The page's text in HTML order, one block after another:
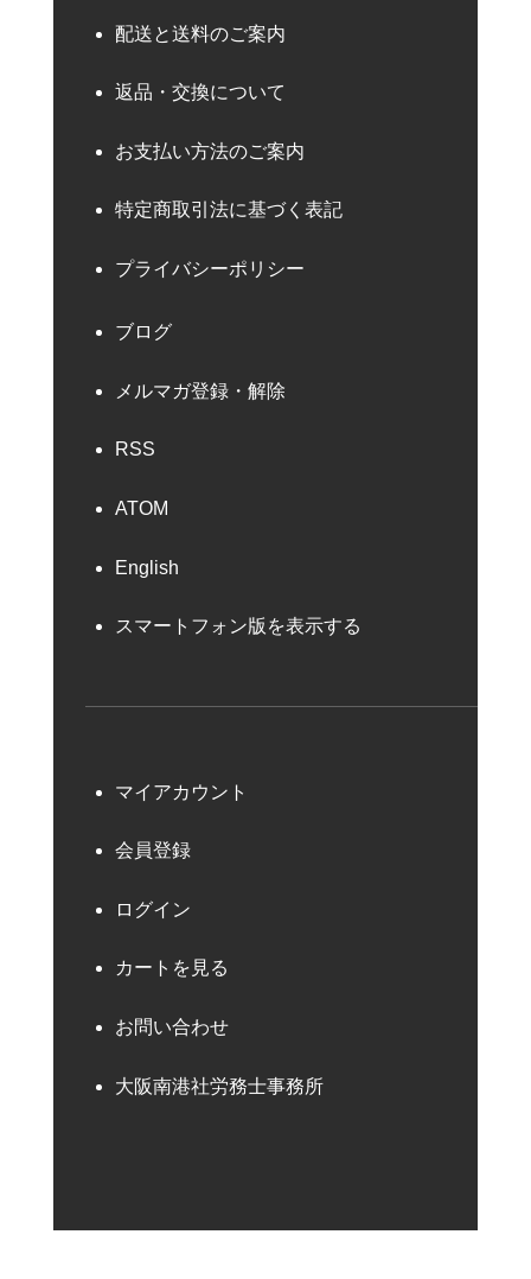
配送と送料のご案内
返品・交換について
お支払い方法のご案内
特定商取引法に基づく表記
プライバシーポリシー
ブログ
メルマガ登録・解除
RSS
ATOM
English
スマートフォン版を表示する
マイアカウント
会員登録
ログイン
カートを見る
お問い合わせ
大阪南港社労務士事務所